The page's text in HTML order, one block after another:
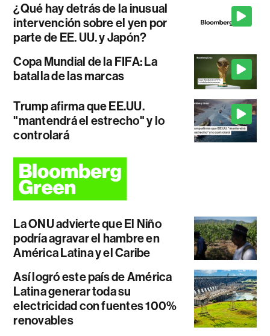
¿Qué hay detrás de la inusual
intervención sobre el yen por
parte de EE. UU. y Japón?
Copa Mundial de la FIFA: La
batalla de las marcas
Trump afirma que EE.UU.
"mantendrá el estrecho" y lo
controlará
La ONU advierte que El Niño
podría agravar el hambre en
América Latina y el Caribe
Así logró este país de América
Latina generar toda su
electricidad con fuentes 100%
renovables